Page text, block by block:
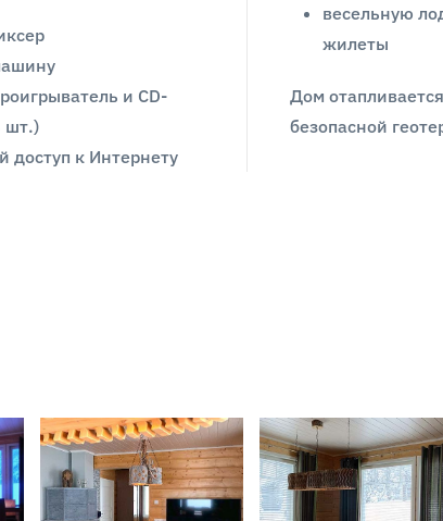
и CD-
шт.)
доступ к Интернету
весельную
жилеты
Дом
безопасной